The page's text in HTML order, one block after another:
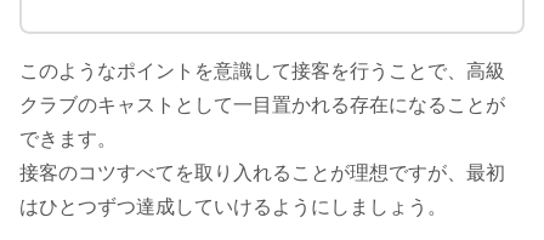
このようなポイントを意識して接客を行うことで、高級
クラブのキャストとして一目置かれる存在になることが
できます。
接客のコツすべてを取り入れることが理想ですが、最初
はひとつずつ達成していけるようにしましょう。